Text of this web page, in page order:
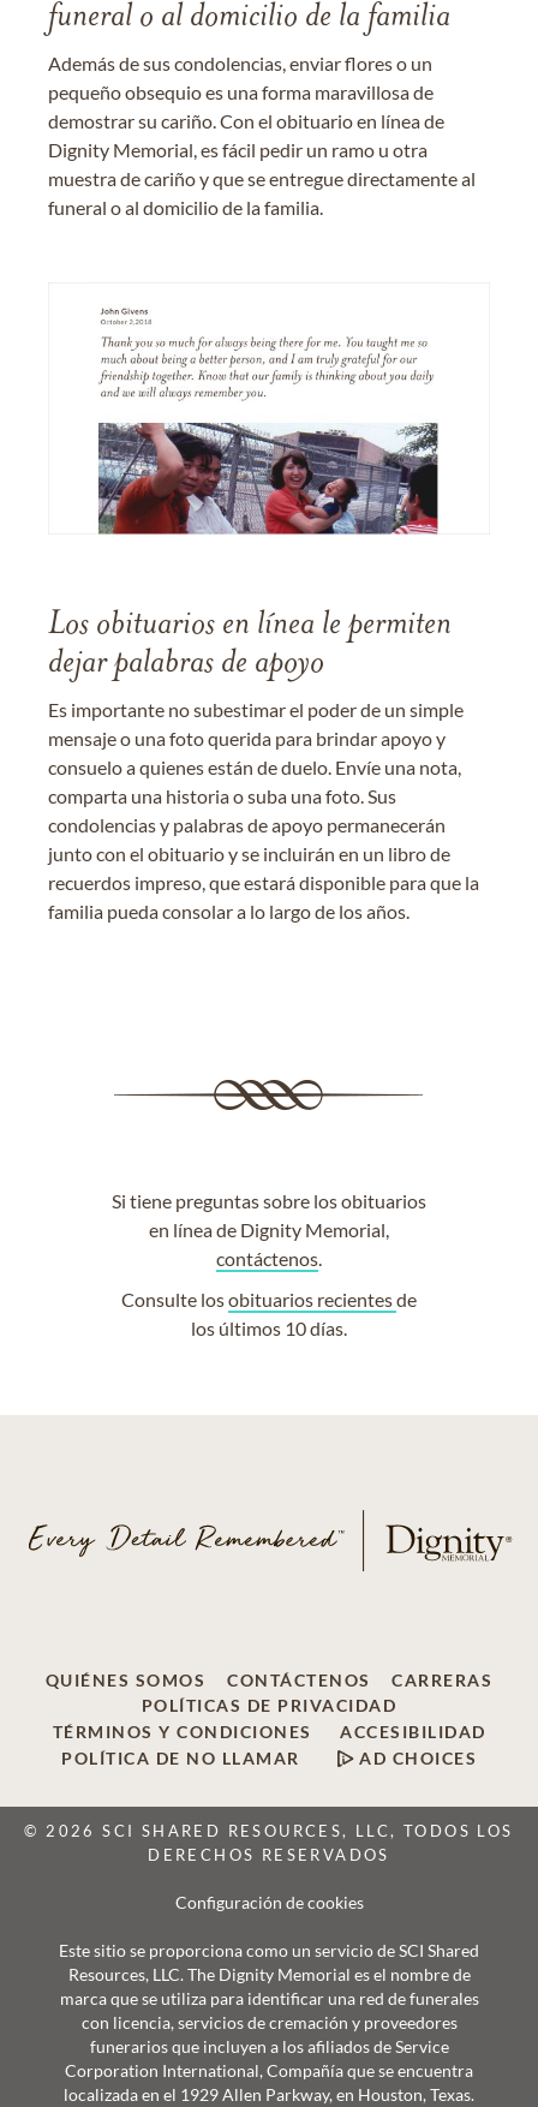
funeral o al domicilio de la familia
Además de sus condolencias, enviar flores o un
pequeño obsequio es una forma maravillosa de
demostrar su cariño. Con el obituario en línea de
Dignity Memorial, es fácil pedir un ramo u otra
muestra de cariño y que se entregue directamente al
funeral o al domicilio de la familia.
Los obituarios en línea le permiten
dejar palabras de apoyo
Es importante no subestimar el poder de un simple
mensaje o una foto querida para brindar apoyo y
consuelo a quienes están de duelo. Envíe una nota,
comparta una historia o suba una foto. Sus
condolencias y palabras de apoyo permanecerán
junto con el obituario y se incluirán en un libro de
recuerdos impreso, que estará disponible para que la
familia pueda consolar a lo largo de los años.
Si tiene preguntas sobre los obituarios
en línea de Dignity Memorial,
contáctenos.
Consulte losobituarios recientesde
los últimos 10 días.
QUIÉNES SOMOS CONTÁCTENOS
CARRERAS
POLÍTICAS DE PRIVACIDAD
TÉRMINOS Y CONDICIONES
ACCESIBILIDAD
POLÍTICA DE NO LLAMAR
AD CHOICES
© 2026 SCI SHARED RESOURCES, LLC, TODOS LOS
DERECHOS RESERVADOS
Configuración de cookies
Este sitio se proporciona como un servicio de SCI Shared
Resources, LLC. The Dignity Memorial es el nombre de
marca que se utiliza para identificar una red de funerales
con licencia, servicios de cremación y proveedores
funerarios que incluyen a los afiliados de Service
Corporation International, Compañía que se encuentra
localizada en el 1929 Allen Parkway, en Houston, Texas.